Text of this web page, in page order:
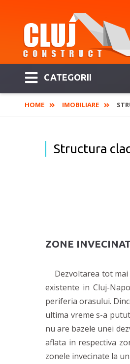
CATEGORII
HOME IMOBILIARE
Structura
ZONE
Dezvoltarea tot mai
existente in Cluj-
periferia orasului.
ultima vreme s-a
nu are bazele unei
aflata in respectiva
zonele invecinate la